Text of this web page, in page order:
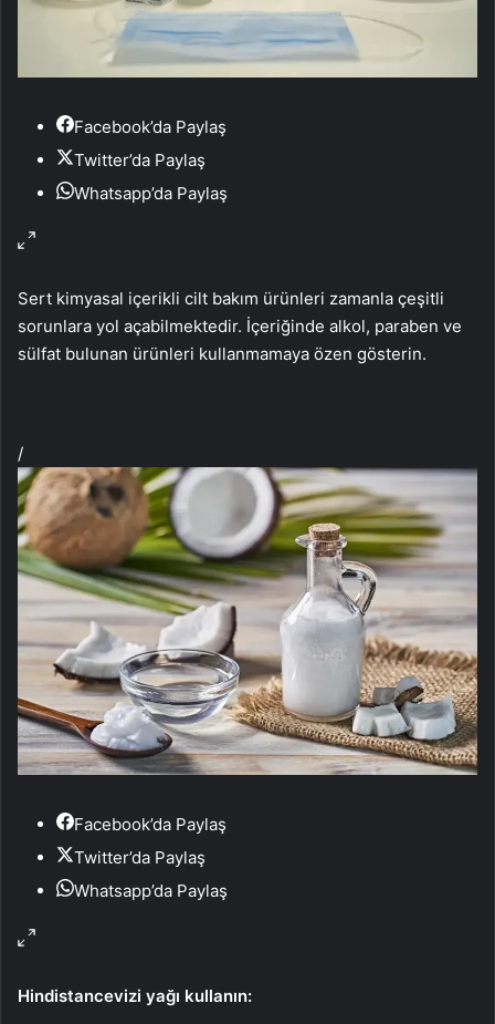
Facebook’da Paylaş
Twitter’da Paylaş
Whatsapp’da Paylaş
Sert kimyasal içerikli cilt bakım ürünleri zamanla çeşitli
sorunlara yol açabilmektedir. İçeriğinde alkol, paraben ve
sülfat bulunan ürünleri kullanmamaya özen gösterin.
/
Facebook’da Paylaş
Twitter’da Paylaş
Whatsapp’da Paylaş
Hindistancevizi yağı kullanın: